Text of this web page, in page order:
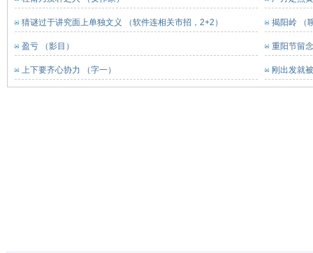
猜谜过于讲究面上单独文义 （软件连相关市招，2+2） 揭阳岭 （
盈亏 （影目） 重阳节留
上下要齐心协力 （字一） 刚出发就